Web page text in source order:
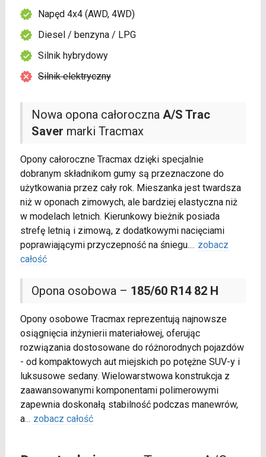
Nowa opona całoroczna A/S Trac
Saver marki Tracmax
Opony całoroczne Tracmax dzięki specjalnie
dobranym składnikom gumy są przeznaczone do
użytkowania przez cały rok. Mieszanka jest twardsza
niż w oponach zimowych, ale bardziej elastyczna niż
w modelach letnich. Kierunkowy bieżnik posiada
strefę letnią i zimową, z dodatkowymi nacięciami
poprawiającymi przyczepność na śniegu.... zobacz
całość
Opona osobowa – 185/60 R14 82 H
Opony osobowe Tracmax reprezentują najnowsze
osiągnięcia inżynierii materiałowej, oferując
rozwiązania dostosowane do różnorodnych pojazdów
- od kompaktowych aut miejskich po potężne SUV-y i
luksusowe sedany. Wielowarstwowa konstrukcja z
zaawansowanymi komponentami polimerowymi
zapewnia doskonałą stabilność podczas manewrów,
a... zobacz całość
Napęd 4x4 (AWD, 4WD)
Diesel / benzyna / LPG
Silnik hybrydowy
Silnik elektryczny